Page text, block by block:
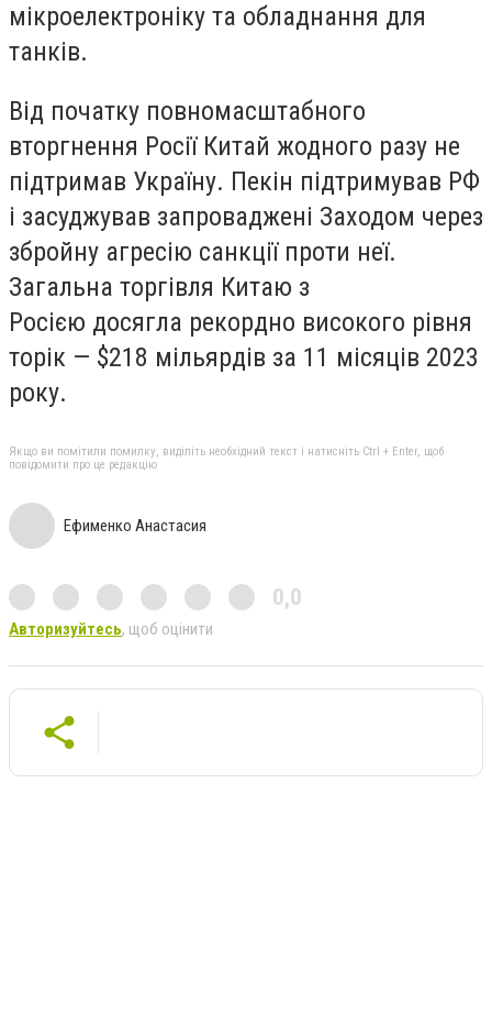
мікроелектроніку та обладнання для
танків.
Від початку повномасштабного
вторгнення Росії Китай жодного разу не
підтримав Україну. Пекін підтримував РФ
і засуджував запроваджені Заходом через
збройну агресію санкції проти неї.
Загальна торгівля Китаю з
Росією досягла рекордно високого рівня
торік — $218 мільярдів за 11 місяців 2023
року.
Якщо ви помітили помилку, виділіть необхідний текст і натисніть Ctrl + Enter, щоб
повідомити про це редакцію
Ефименко Анастасия
0,0
Авторизуйтесь, щоб оцінити